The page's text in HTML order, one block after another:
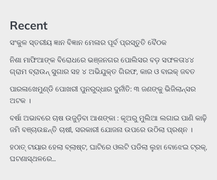
Recent
ସଂକୁଳ ସ୍ତରୀୟ ଜ୍ଞାନ ବିଜ୍ଞାନ ମେଳାର ପୂର୍ବ ପ୍ରସ୍ତୁତି ବୈଠକ
ନିଶା ମାଫିଆଙ୍କ ବିରୋଧରେ ଭଞ୍ଜନଗର ପୋଲିସର ବଡ଼ ସଫଳତା୪୪
ଗ୍ରାମ ବ୍ରାଉନ୍ ସୁଗାର ସହ ୪ ଅଭିଯୁକ୍ତ ଗିରଫ, କାର ଓ ବାଇକ୍ ଜବତ
ପାରଳାଖେମୁଣ୍ଡି ପୋଖରୀ ପୁନରୁଦ୍ଧାର ଦୁର୍ନୀତି: ୩ ଜଣଙ୍କୁ ଭିଜିଲାନ୍ସର
ଅଟକ ।
ବର୍ଷା ଅଭାବରେ ଚାଷ ଉଜୁଡ଼ିବା ଆଶଙ୍କା : କୂଅରୁ ମୁଲିଆ ଲଗାଇ ପାଣି କାଢ଼ି
ଜମି ବଞ୍ଚାଉଛନ୍ତି ଚାଷୀ, ସରକାରୀ ଯୋଜନା ଉପରେ ଉଠିଲା ପ୍ରଶ୍ନ ।
ହଠାତ୍‌ ଟାୟାର ହେଲା ବ୍ଲାଷ୍ଟ, ଘାଟିରେ ଓଲଟି ପଡିଲା ଲୁହା ବୋଝେଇ ଟ୍ରକ୍‌,
ଘଟଣାସ୍ଥଳରେ…